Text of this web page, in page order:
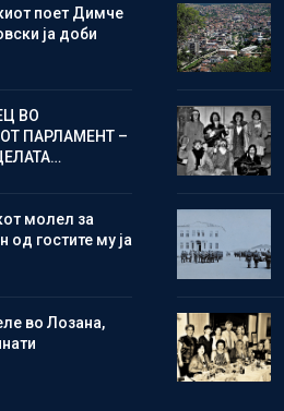
поет Димче
ја доби
ВО
ПАРЛАМЕНТ –
молел за
од гостите му ја
во Лозана,